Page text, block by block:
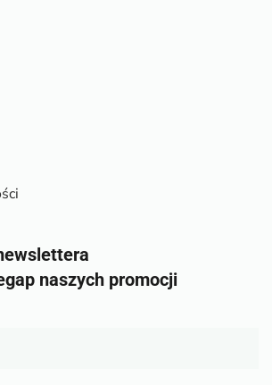
naszych promocji